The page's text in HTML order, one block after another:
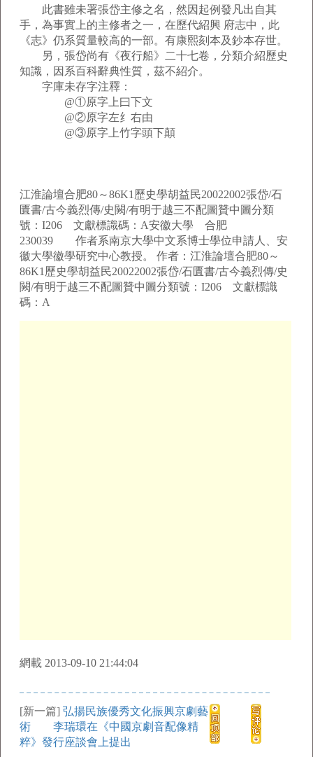
此書雖未署張岱主修之名，然因起例發凡出自其
手，為事實上的主修者之一，在歷代紹興 府志中，此
《志》仍系質量較高的一部。有康熙刻本及鈔本存世。
另，張岱尚有《夜行船》二十七卷，分類介紹歷史
知識，因系百科辭典性質，茲不紹介。
字庫未存字注釋：
@①原字上曰下文
@②原字左纟右由
@③原字上竹字頭下顛
江淮論壇合肥80～86K1歷史學胡益民20022002張岱/石
匱書/古今義烈傳/史闕/有明于越三不配圖贊中圖分類
號：I206 文獻標識碼：A安徽大學 合肥
230039 作者系南京大學中文系博士學位申請人、安
徽大學徽學研究中心教授。 作者：江淮論壇合肥80～
86K1歷史學胡益民20022002張岱/石匱書/古今義烈傳/史
闕/有明于越三不配圖贊中圖分類號：I206 文獻標識
碼：A
網載 2013-09-10 21:44:04
[新一篇] 弘揚民族優秀文化振興京劇藝
術 李瑞環在《中國京劇音配像精
粹》發行座談會上提出